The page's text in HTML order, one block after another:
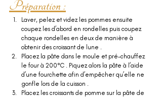
Préparation :
Laver, pelez et videz les pommes ensuite
coupez les d’abord en rondelles puis coupez
chaque rondelles en deux de manière à
obtenir des croissant de lune .
Placez la pâte dans le moule et pré-chauffez
le four à 200°C . Piquez alors la pâte à l’aide
d’une fourchette afin d’empêcher qu’elle ne
gonfle lors de la cuisson .
Placez les croissants de pomme sur la pâte de